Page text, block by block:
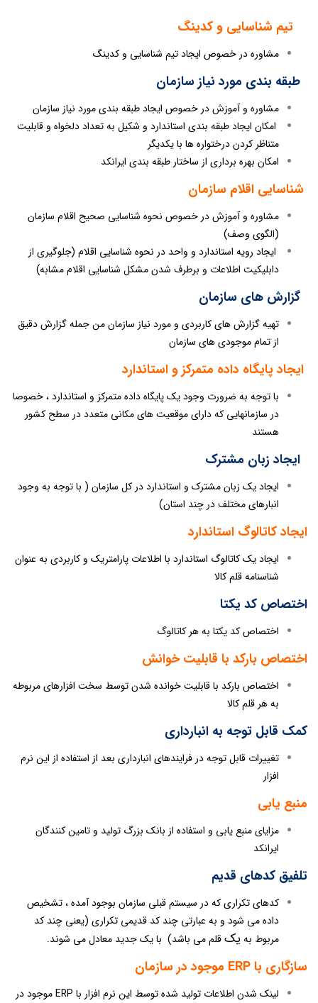
تیم شناسایی و کدینگ
مشاوره در خصوص ایجاد تیم شناسایی و کدینگ
طبقه بندی مورد نیاز سازمان
مشاوره و آموزش در خصوص ایجاد طبقه بندی مورد نیاز سازمان
امکان ایجاد طبقه بندی استاندارد و شکیل به تعداد دلخواه و قابلیت
متناظر کردن درختواره ها با یکدیگر
امکان بهره برداری از ساختار طبقه بندی ایرانکد
شناسایی اقلام سازمان
مشاوره و آموزش در خصوص نحوه شناسایی صحیح اقلام سازمان
(الگوی وصف)
ایجاد رویه استاندارد و واحد در نحوه شناسایی اقلام (جلوگیری از
دابلیکیت اطلاعات و برطرف شدن مشکل شناسایی اقلام مشابه)
گزارش های سازمان
تهیه گزارش های کاربردی و مورد نیاز سازمان من جمله گزارش دقیق
از تمام موجودی های سازمان
ایجاد پایگاه داده متمرکز و استاندارد
با توجه به ضرورت وجود یک پایگاه داده متمرکز و استاندارد ، خصوصا
در سازمانهایی که دارای موقعیت های مکانی متعدد در سطح کشور
هستند
ایجاد زبان مشترک
ایجاد یک زبان مشترک و استاندارد در کل سازمان ( با توجه به وجود
انبارهای مختلف در چند استان)
ایجاد کاتالوگ استاندارد
ایجاد یک کاتالوگ استاندارد با اطلاعات پارامتریک و کاربردی به عنوان
شناسنامه قلم کالا
اختصاص کد یکتا
اختصاص کد یکتا به هر کاتالوگ
اختصاص بارکد با قابلیت خوانش
اختصاص بارکد با قابلیت خوانده شدن توسط سخت افزارهای مربوطه
به هر قلم کالا
کمک قابل توجه به انبارداری
تغییرات قابل توجه در فرایندهای انبارداری بعد از استفاده از این نرم
افزار
منبع یابی
مزایای منبع یابی و استفاده از بانک بزرگ تولید و تامین کنندگان
ایرانکد
تلفیق کدهای قدیم
کدهای تکراری که در سیستم قبلی سازمان بوجود آمده ، تشخیص
داده می شود و به عبارتی چند کد قدیمی تکراری (یعنی چند کد
مربوط بهیکقلم می باشد) با یک جدید معادل می شوند.
سازگاری باERP موجود در سازمان
لینک شدن اطلاعات تولید شده توسط این نرم افزار با ERP موجود در